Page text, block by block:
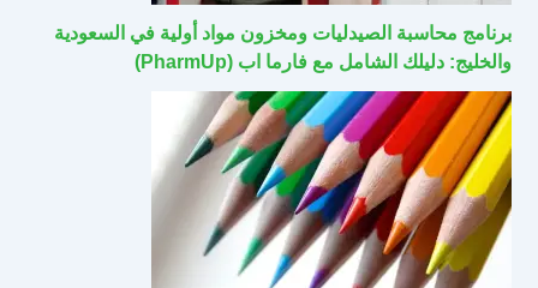
برنامج محاسبة الصيدليات ومخزون مواد أولية في السعودية
والخليج: دليلك الشامل مع فارما اب (PharmUp)